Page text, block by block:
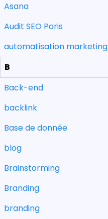
Asana
Audit SEO Paris
automatisation marketing
B
Back-end
backlink
Base de donnée
blog
Brainstorming
Branding
branding